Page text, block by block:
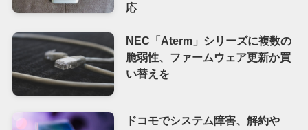
応
NEC「Aterm」シリーズに複数の
脆弱性、ファームウェア更新か買
い替えを
ドコモでシステム障害、解約や